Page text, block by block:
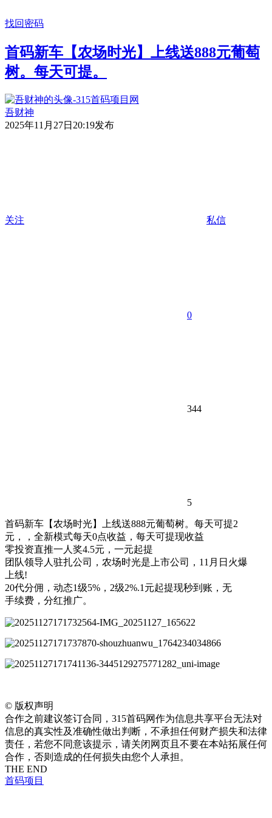
找回密码
首码新车【农场时光】上线送888元葡萄
树。每天可提。
吾财神
2025年11月27日20:19发布
关注 私信
0
344
5
首码新车【农场时光】上线送888元葡萄树。每天可提2
元，，全新模式每天0点收益，每天可提现收益
零投资直推一人奖4.5元，一元起提
团队领导人驻扎公司，农场时光是上市公司，11月日火爆
上线!
20代分佣，动态1级5%，2级2%.1元起提现秒到账，无
手续费，分红推广。
© 版权声明
合作之前建议签订合同，315首码网作为信息共享平台无法对
信息的真实性及准确性做出判断，不承担任何财产损失和法律
责任，若您不同意该提示，请关闭网页且不要在本站拓展任何
合作，否则造成的任何损失由您个人承担。
THE END
首码项目